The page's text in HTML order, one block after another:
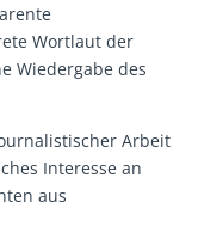
Wortlaut der
Wiedergabe des
Arbeit
Interesse an
aus